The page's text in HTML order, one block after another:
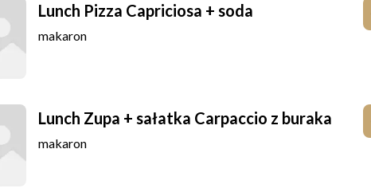
Lunch Pizza Capriciosa + soda
makaron
Lunch Zupa + sałatka Carpaccio z buraka
makaron